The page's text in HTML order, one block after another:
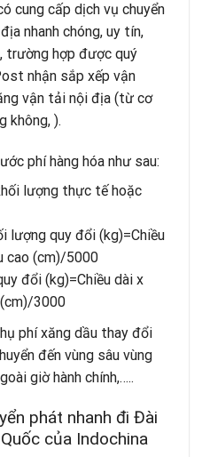
cung cấp dịch vụ chuyển
nhanh chóng, uy tín,
trường hợp được quý
nhận sắp xếp vận
vận tải nội địa (từ cơ
không, ).
phí hàng hóa như sau:
lượng thực tế hoặc
lượng quy đổi (kg)=Chiều
cao (cm)/5000
đổi (kg)=Chiều dài x
(cm)/3000
phí xăng dầu thay đổi
đến vùng sâu vùng
giờ hành chính,…..
phát nhanh đi Đài
của Indochina